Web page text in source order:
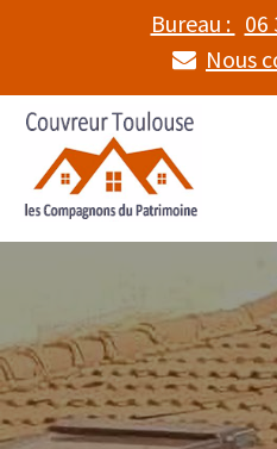
Bureau : 06
Nous